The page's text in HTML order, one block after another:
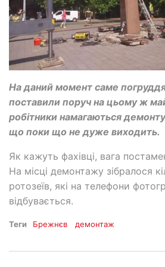
На даний момент саме
поставили поруч на цьому ж
робітники намагаються
що поки що не дуже виходить.
Як кажуть фахівці, вага
На місці демонтажу зібралося
ротозеїв, які на телефони
відбувається.
Теги Брежнєв демонтаж